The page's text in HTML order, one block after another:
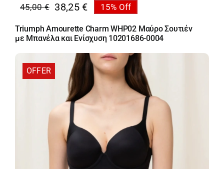
45,00€
Original
price
was:
38,25 €
Η
τρέχουσα
τιμή
38,25 €.
15% Off
Triumph Amourette Charm WHP02 Μαύρο Σουτιέν
με Μπανέλα και Ενίσχυση 10201686-0004
OFFER